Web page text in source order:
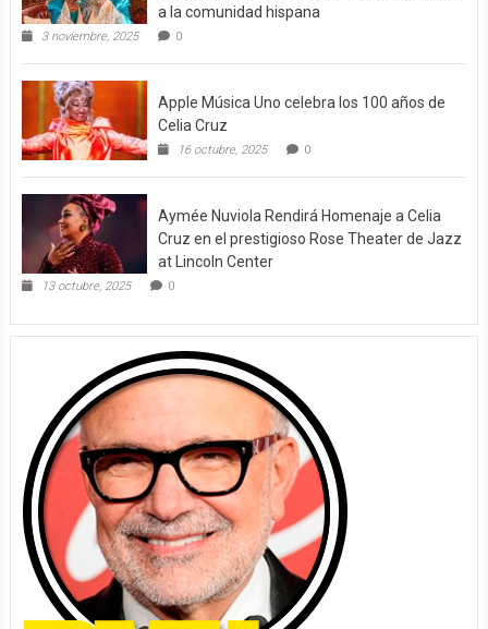
a la comunidad hispana
3 noviembre, 2025 0
Apple Música Uno celebra los 100 años de
Celia Cruz
16 octubre, 2025 0
Aymée Nuviola Rendirá Homenaje a Celia
Cruz en el prestigioso Rose Theater de Jazz
at Lincoln Center
13 octubre, 2025 0